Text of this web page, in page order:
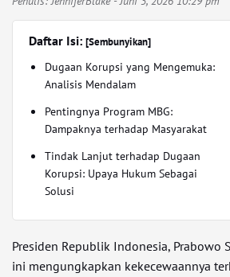
Daftar Isi: [Sembunyikan]
Dugaan Korupsi yang Mengemuka:
Analisis Mendalam
Pentingnya Program MBG:
Dampaknya terhadap Masyarakat
Tindak Lanjut terhadap Dugaan
Korupsi: Upaya Hukum Sebagai
Solusi
Presiden Republik Indonesia, Prabowo
ini mengungkapkan kekecewaannya